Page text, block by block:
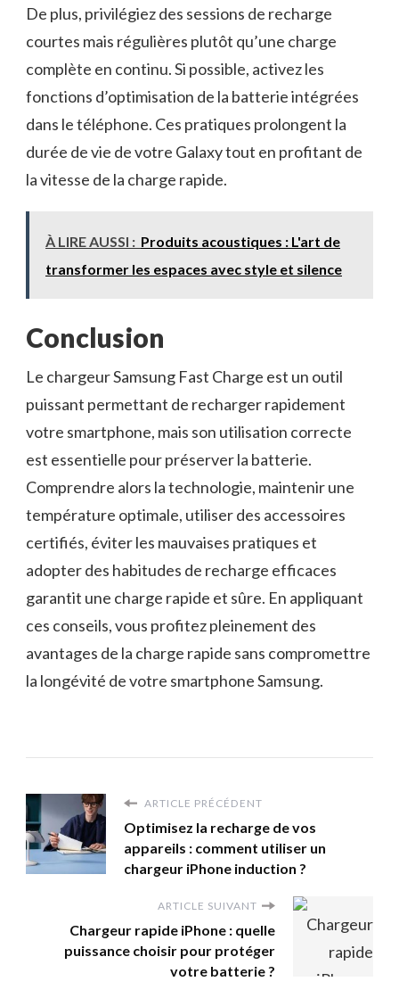
De plus, privilégiez des sessions de recharge
courtes mais régulières plutôt qu’une charge
complète en continu. Si possible, activez les
fonctions d’optimisation de la batterie intégrées
dans le téléphone. Ces pratiques prolongent la
durée de vie de votre Galaxy tout en profitant de
la vitesse de la charge rapide.
À LIRE AUSSI : Produits acoustiques : L'art de
transformer les espaces avec style et silence
Conclusion
Le chargeur Samsung Fast Charge est un outil
puissant permettant de recharger rapidement
votre smartphone, mais son utilisation correcte
est essentielle pour préserver la batterie.
Comprendre alors la technologie, maintenir une
température optimale, utiliser des accessoires
certifiés, éviter les mauvaises pratiques et
adopter des habitudes de recharge efficaces
garantit une charge rapide et sûre. En appliquant
ces conseils, vous profitez pleinement des
avantages de la charge rapide sans compromettre
la longévité de votre smartphone Samsung.
ARTICLE PRÉCÉDENT
Optimisez la recharge de vos
appareils : comment utiliser un
chargeur iPhone induction ?
ARTICLE SUIVANT
Chargeur rapide iPhone : quelle
puissance choisir pour protéger
votre batterie ?